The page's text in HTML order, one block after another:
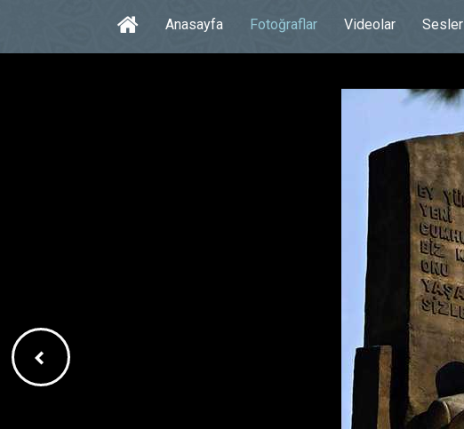
Anasayfa Fotoğraflar Videolar Sesler